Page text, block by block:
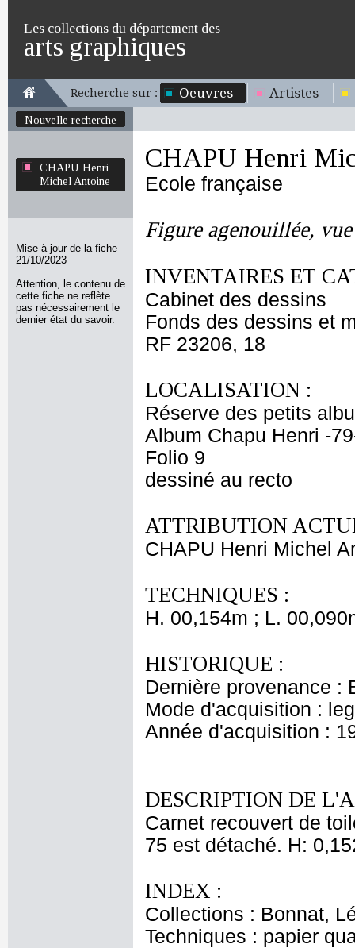
Les collections du département des
arts graphiques
Recherche sur : Oeuvres Artistes
Nouvelle recherche
CHAPU Henri
Michel Antoine
Mise à jour de la fiche
21/10/2023
Attention, le contenu de
cette fiche ne reflète
pas nécessairement le
dernier état du savoir.
CHAPU Henri
Ecole française
Figure agenouillée,
INVENTAIRES ET
Cabinet des dessins
Fonds des dessins et
RF 23206, 18
LOCALISATION :
Réserve des petits
Album Chapu Henri -
Folio 9
dessiné au recto
ATTRIBUTION
CHAPU Henri Michel
TECHNIQUES :
H. 00,154m ; L.
HISTORIQUE :
Dernière provenance :
Mode d'acquisition :
Année d'acquisition :
DESCRIPTION DE
Carnet recouvert de
75 est détaché. H:
INDEX :
Collections : Bonnat,
Techniques : papier